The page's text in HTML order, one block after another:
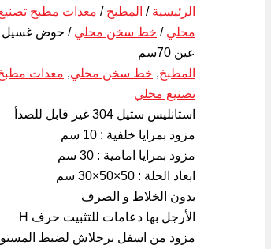
الرئيسية / المطبخ / معدات مطبخ
محلي / خط سخن محلي
عين 70سم
المطبخ, خط سخن محلي, معدات
تصنيع محلي
استانليس ستيل 304 غير قابل للصدأ
مزود بمرايا خلفية : 10 سم
مزود بمرايا امامية : 30 سم
ابعاد الحلة : 50×50×30 سم
بدون الخلاط و الصرف
الأرجل بها دعامات للتثبيت حرف H
مزود من اسفل برجلاش لضبط